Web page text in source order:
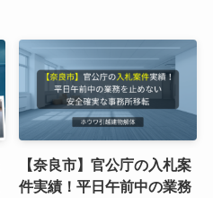
【奈良市】官公庁の入札案
件実績！平日午前中の業務